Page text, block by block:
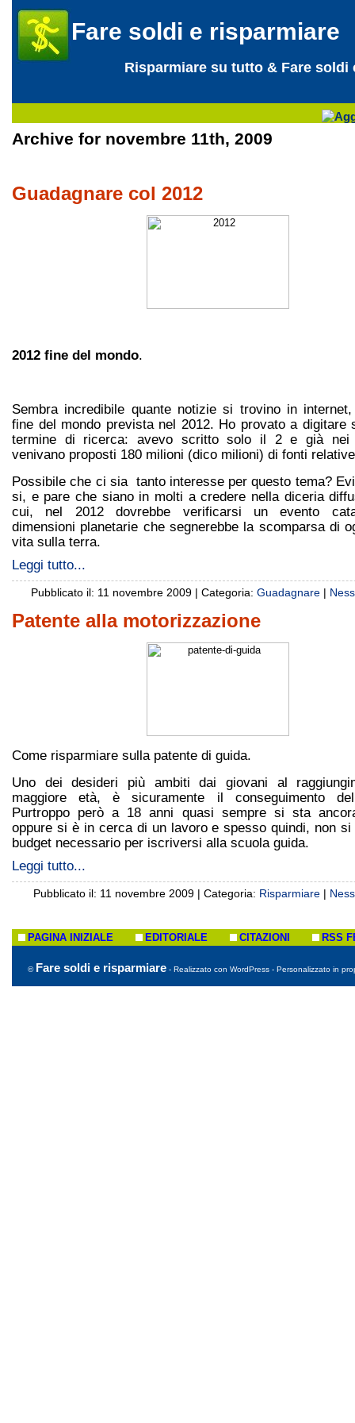
Fare soldi e risparmiare
Risparmiare su tutto & Fare soldi
Archive for novembre 11th, 2009
Guadagnare col 2012
2012 fine del mondo.
Sembra incredibile quante notizie si trovino in
fine del mondo prevista nel 2012. Ho provato a digitare
termine di ricerca: avevo scritto solo il 2 e già nei
venivano proposti 180 milioni (dico milioni) di fonti
Possibile che ci sia tanto interesse per questo tema?
si, e pare che siano in molti a credere nella diceria
cui, nel 2012 dovrebbe verificarsi un evento
dimensioni planetarie che segnerebbe la scomparsa di
vita sulla terra.
Leggi tutto...
Pubblicato il: 11 novembre 2009 | Categoria: Guadagnare |
Patente alla motorizzazione
Come risparmiare sulla patente di guida.
Uno dei desideri più ambiti dai giovani al
maggiore età, è sicuramente il conseguimento
Purtroppo però a 18 anni quasi sempre si sta
oppure si è in cerca di un lavoro e spesso quindi, non si
budget necessario per iscriversi alla scuola guida.
Leggi tutto...
Pubblicato il: 11 novembre 2009 | Categoria: Risparmiare |
PAGINA INIZIALE EDITORIALE CITAZIONI RSS
© Fare soldi e risparmiare - Realizzato con WordPress - Personalizzato in